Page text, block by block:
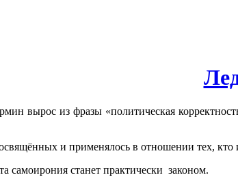
вырос из фразы «политическая
и применялось в отношении тех,
самоирония станет практически законом.